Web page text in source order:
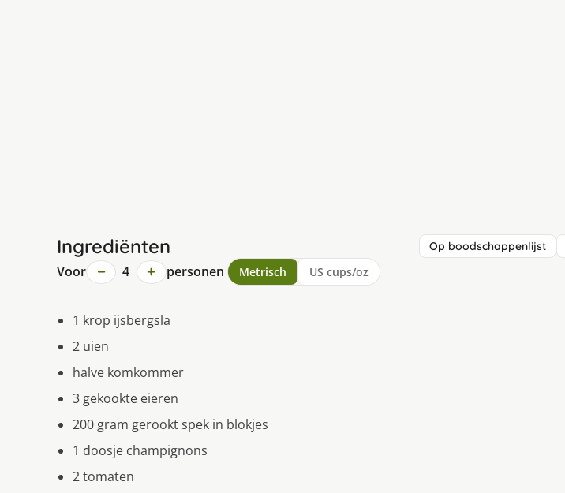
Ingrediënten Op boodschappenlijst
Voor − 4 + personen Metrisch US cups/oz
1 krop ijsbergsla
2 uien
halve komkommer
3 gekookte eieren
200 gram gerookt spek in blokjes
1 doosje champignons
2 tomaten